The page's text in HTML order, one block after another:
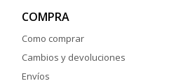
COMPRA
Como comprar
Cambios y devoluciones
Envíos